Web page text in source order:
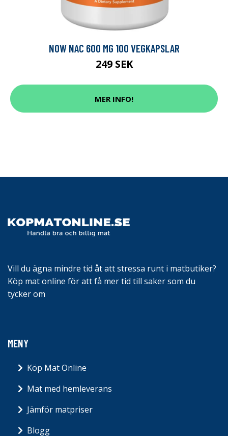
NOW NAC 600 MG 100 VEGKAPSLAR
249 SEK
MER INFO!
Vill du ägna mindre tid åt att stressa runt i matbutiker?
Köp mat online för att få mer tid till saker som du
tycker om
MENY
Köp Mat Online
Mat med hemleverans
Jämför matpriser
Blogg